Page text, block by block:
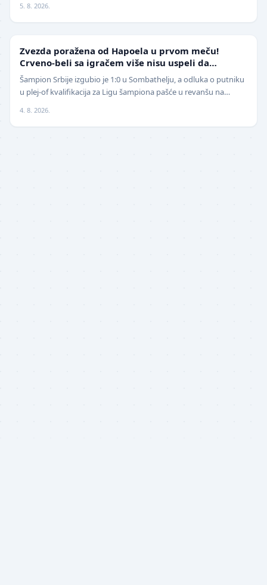
5. 8. 2026.
Zvezda poražena od Hapoela u prvom meču!
Crveno-beli sa igračem više nisu uspeli da
izbegnu poraz
Šampion Srbije izgubio je 1:0 u Sombathelju, a odluka o putniku
u plej-of kvalifikacija za Ligu šampiona pašće u revanšu na
4. 8. 2026.